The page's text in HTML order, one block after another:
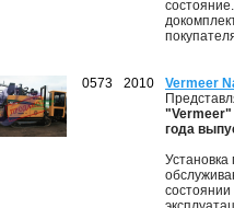
0573 2010
Vermeer
"Vermeer"
года
состоянии